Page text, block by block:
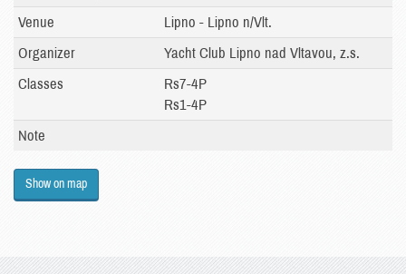
Venue
Lipno - Lipno n/Vlt.
Organizer
Yacht Club Lipno nad Vltavou, z.s.
Classes
Rs7-4P
Rs1-4P
Note
Show on map